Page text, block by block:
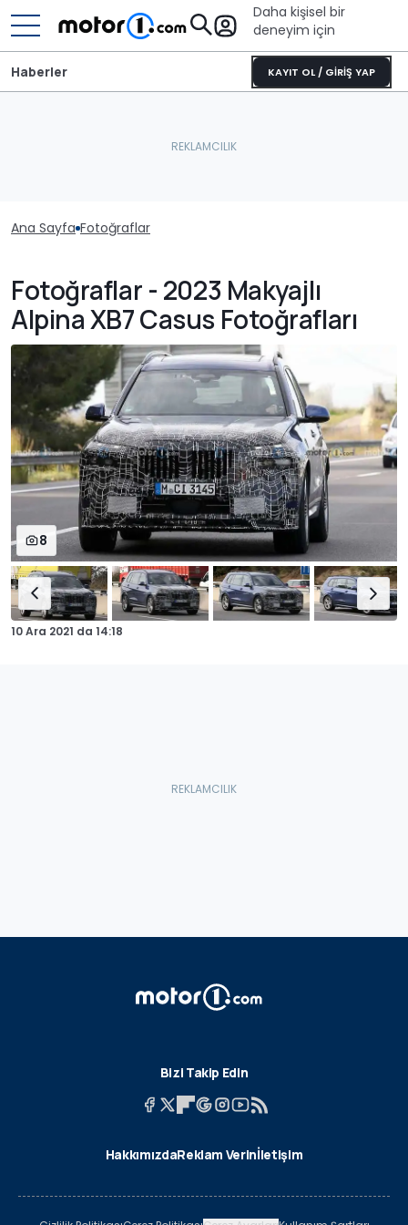
Daha kişisel bir
deneyim için
KAYIT OL / GİRİŞ YAP
Haberler
Ana Sayfa Fotoğraflar
Fotoğraflar - 2023 Makyajlı
Alpina XB7 Casus Fotoğrafları
8
10 Ara 2021 da 14:18
Bizi Takip Edin
HakkımızdaReklam Verinİletişim